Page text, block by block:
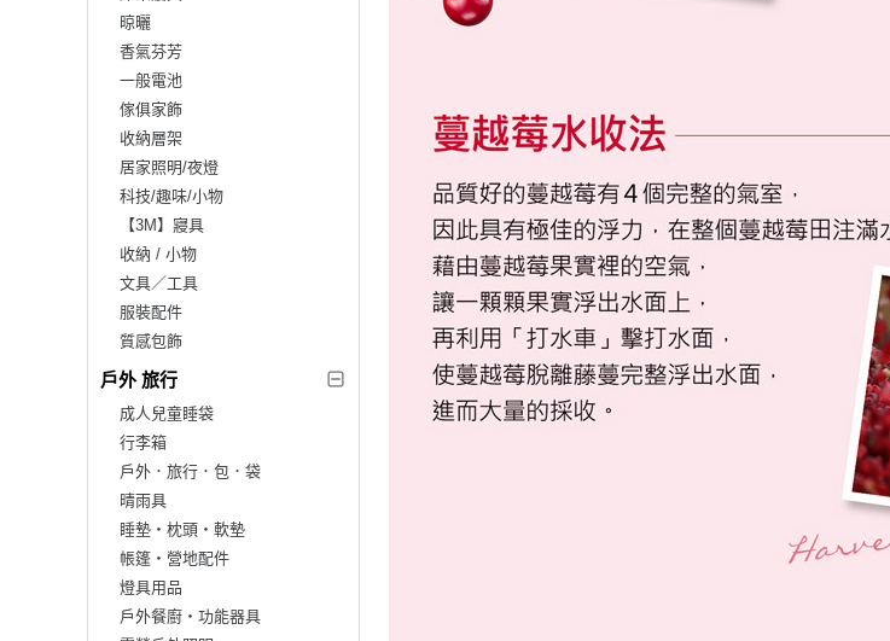
晾曬
香氣芬芳
一般電池
傢俱家飾
收納層架
居家照明/夜燈
科技/趣味/小物
【3M】寢具
收納 / 小物
文具／工具
服裝配件
質感包飾
戶外 旅行
成人兒童睡袋
行李箱
戶外．旅行．包．袋
晴雨具
睡墊‧枕頭‧軟墊
帳篷‧營地配件
燈具用品
戶外餐廚‧功能器具